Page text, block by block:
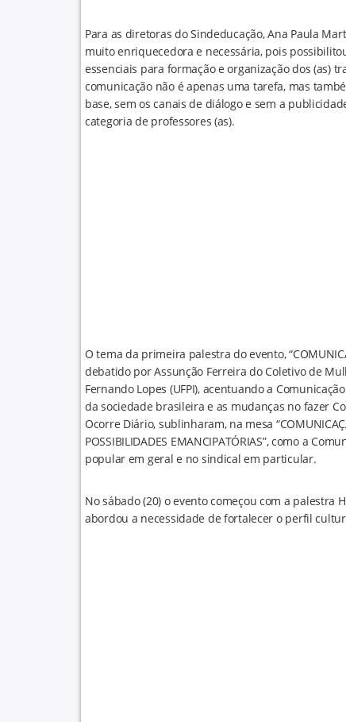
Para as diretoras do Sindeducação, Ana Paula
muito enriquecedora e necessária, pois
essenciais para formação e organização dos (as)
comunicação não é apenas uma tarefa, mas
base, sem os canais de diálogo e sem a
categoria de professores (as).
O tema da primeira palestra do evento,
debatido por Assunção Ferreira do Coletivo de
Fernando Lopes (UFPI), acentuando a
da sociedade brasileira e as mudanças no fazer
Ocorre Diário, sublinharam, na mesa
POSSIBILIDADES EMANCIPATÓRIAS”, como a
popular em geral e no sindical em particular.
No sábado (20) o evento começou com a palestra
abordou a necessidade de fortalecer o perfil